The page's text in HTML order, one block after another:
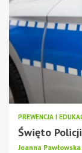
PREWENCJA I
Święto
Joanna Pawłowska